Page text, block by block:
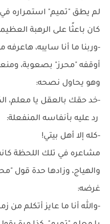
لم يطق "تميم" استمراره
كان باعثًا على الرهبة
-وربنا ما أنا سايبه،
أوقفه "محرز" بصعوبة،
وهو يحاول نصحه:
-خد حقك بالعقل يا معلم،
رد عليه بأنفاسه المنفعلة:
-كله إلا أهل بيتي!
مشاعره في تلك اللحظة
والهياج، وزادها حدة قول
غرضه:
-والله أنا ما عايز أتكلم